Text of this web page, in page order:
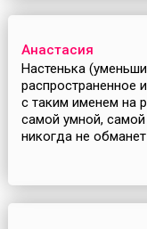
Анастасия
Настенька
распространенное
с таким именем на
самой умной,
никогда не